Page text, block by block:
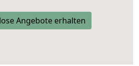
Angebote erhalten